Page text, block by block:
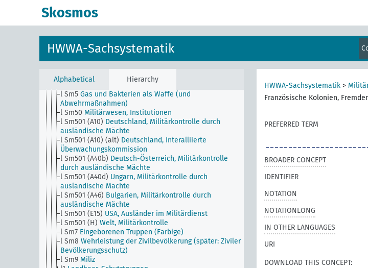
Skosmos
HWWA-Sachsystematik
Alphabetical Hierarchy
l Sm1 Wehrpflicht
l Sm14 Evakuierung der Zivilbevölkerung
Mannschaftsverluste im Weltkriege, Grabstätten
l Sm4 Elektrizität als Waffe
l Sm40
Militärwesen, Ausbildung
l Sm5 Gas und Bakterien als Waffe (und
Abwehrmaßnahmen)
l Sm50 Militärwesen, Institutionen
l Sm501 (A10) Deutschland, Militärkontrolle durch
ausländische Mächte
l Sm501 (A10) (alt) Deutschland, Interalliierte
Überwachungskommission
l Sm501 (A40b) Deutsch-Österreich, Militärkontrolle
durch ausländische Mächte
l Sm501 (A40d) Ungarn, Militärkontrolle durch
ausländische Mächte
l Sm501 (A46) Bulgarien, Militärkontrolle durch
ausländische Mächte
l Sm501 (E15) USA, Ausländer im Militärdienst
l Sm501 (H) Welt, Militärkontrolle
l Sm7 Eingeborenen Truppen (Farbige)
l Sm8 Wehrleistung der Zivilbevölkerung (später: Ziviler
Bevölkerungsschutz)
l Sm9 Miliz
HWWA-Sachsystematik >
Französische Kolonien,
PREFERRED TERM
BROADER CONCEPT
IDENTIFIER
NOTATION
NOTATIONLONG
IN OTHER LANGUAGES
URI
DOWNLOAD THIS CONCEPT: